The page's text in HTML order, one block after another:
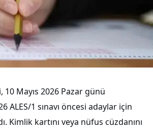
10 Mayıs 2026 Pazar günü
ALES/1 sınavı öncesi adaylar için
Kimlik kartını veya nüfus cüzdanını